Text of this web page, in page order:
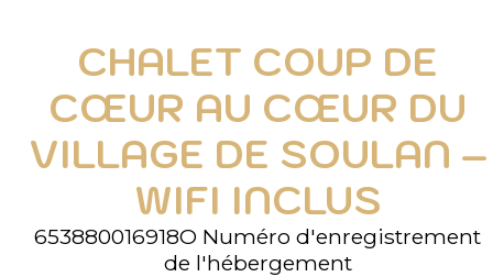
CHALET COUP DE
CŒUR AU CŒUR DU
VILLAGE DE SOULAN –
WIFI INCLUS
653880016918O Numéro d'enregistrement
de l'hébergement